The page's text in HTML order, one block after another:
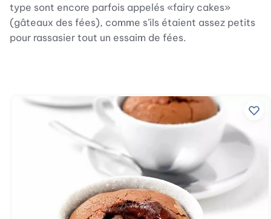
type sont encore parfois appelés «fairy cakes»
(gâteaux des fées), comme s’ils étaient assez petits
pour rassasier tout un essaim de fées.